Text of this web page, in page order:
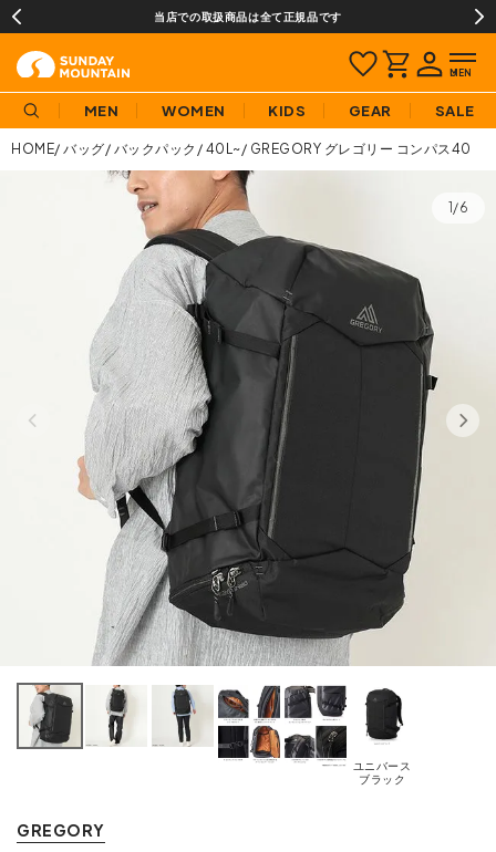
当店での取扱商品は全て正規品です
MEN WOMEN KIDS GEAR SALE
HOME バッグ バックパック 40L~ GREGORY グレゴリー コンパス40
1/6
ユニバース
ブラック
GREGORY